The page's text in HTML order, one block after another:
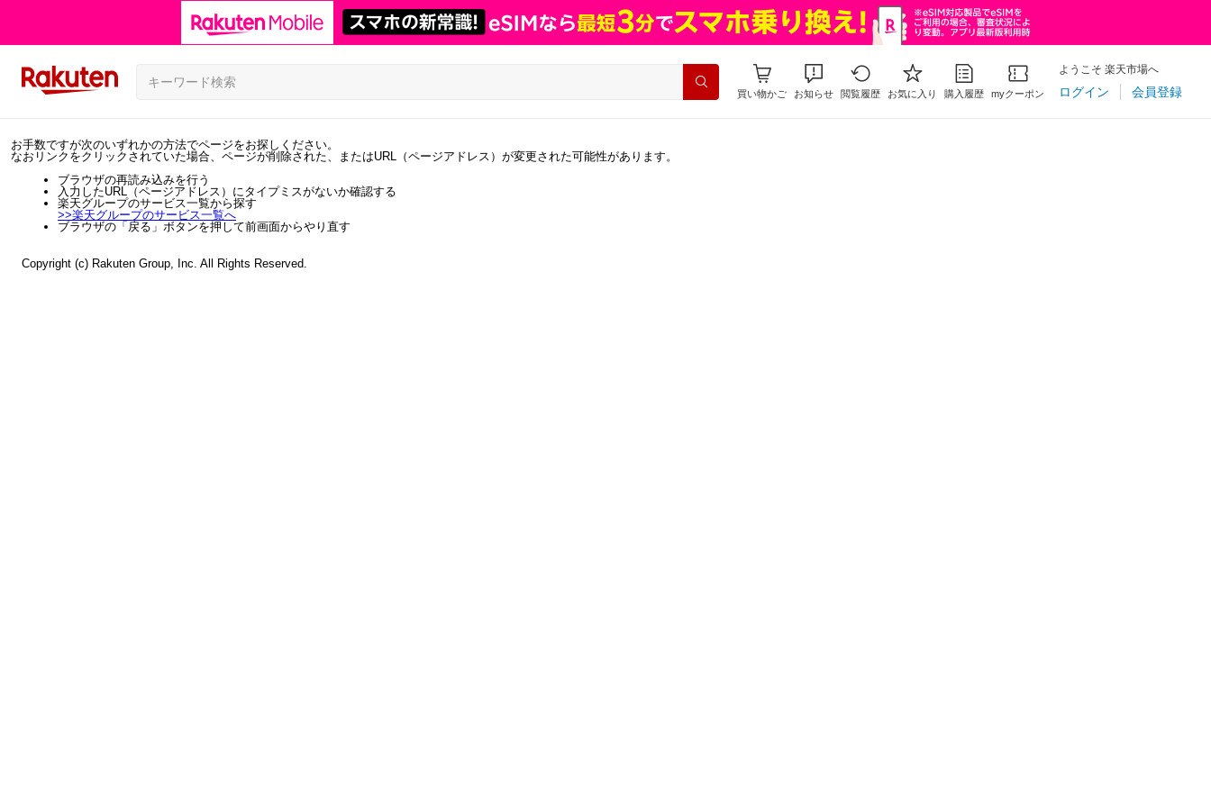
買い物かご お知らせ 閲覧履歴 お気に入り 購入履歴 myクーポン
ようこそ 楽天市場へ
ログイン 会員登録
お手数ですが次のいずれかの方法でページをお探しください。
なおリンクをクリックされていた場合、ページが削除された、またはURL（ページアドレス）が変更された可能性があります。
ブラウザの再読み込みを行う
入力したURL（ページアドレス）にタイプミスがないか確認する
楽天グループのサービス一覧から探す
>>楽天グループのサービス一覧へ
ブラウザの「戻る」ボタンを押して前画面からやり直す
Copyright (c) Rakuten Group, Inc. All Rights Reserved.